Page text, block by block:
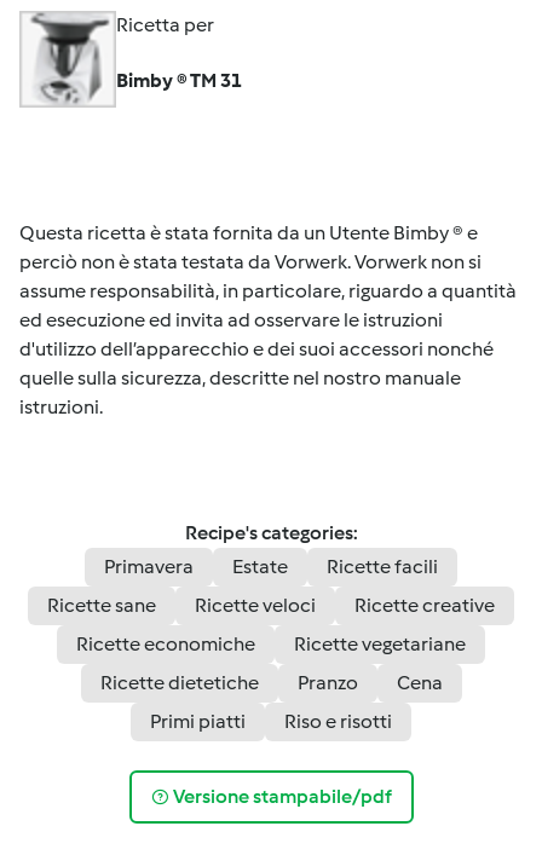
Ricetta per
Bimby ® TM 31
Questa ricetta è stata fornita da un Utente Bimby ® e
perciò non è stata testata da Vorwerk. Vorwerk non si
assume responsabilità, in particolare, riguardo a quantità
ed esecuzione ed invita ad osservare le istruzioni
d'utilizzo dell’apparecchio e dei suoi accessori nonché
quelle sulla sicurezza, descritte nel nostro manuale
istruzioni.
Recipe's categories:
Primavera
Estate
Ricette facili
Ricette sane
Ricette veloci
Ricette creative
Ricette economiche
Ricette vegetariane
Ricette dietetiche
Pranzo
Cena
Primi piatti
Riso e risotti
Versione stampabile/pdf